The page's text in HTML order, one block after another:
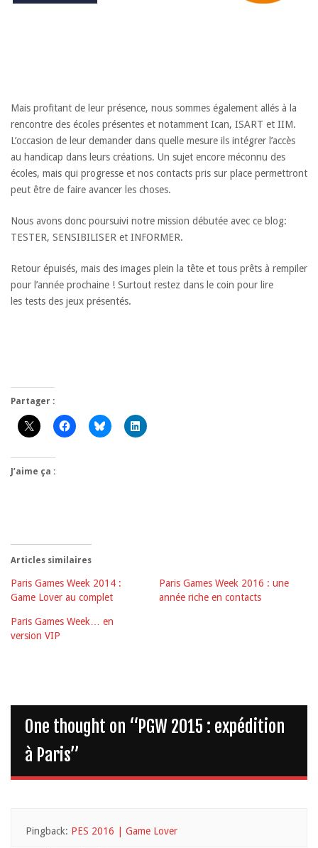
Mais profitant de leur présence, nous sommes également allés à la
rencontre des écoles présentes et notamment Ican, ISART et IIM.
L’occasion de leur demander dans quelle mesure ils intégrer l’accès
au handicap dans leurs créations. Un sujet encore méconnu des
écoles, mais qui progresse et nos contacts pris sur place permettront
peut être de faire avancer les choses.
Nous avons donc poursuivi notre mission débutée avec ce blog:
TESTER, SENSIBILISER et INFORMER.
Retour épuisés, mais des images plein la tête et tous prêts à rempiler
pour l’année prochaine ! Surtout restez dans le coin pour lire
les tests des jeux présentés.
Partager :
J’aime ça :
Articles similaires
Paris Games Week 2014 :
Game Lover au complet
Paris Games Week 2016 : une
année riche en contacts
Paris Games Week… en
version VIP
One thought on “PGW 2015 : expédition
à Paris”
Pingback: PES 2016 | Game Lover